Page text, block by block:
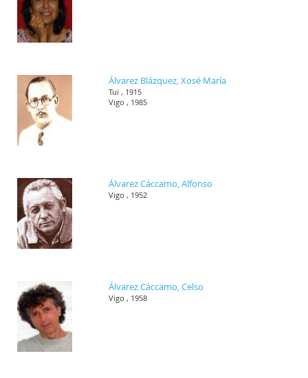
Álvarez Blázquez, Xosé María
Tui , 1915
Vigo , 1985
Álvarez Cáccamo, Alfonso
Vigo , 1952
Álvarez Cáccamo, Celso
Vigo , 1958